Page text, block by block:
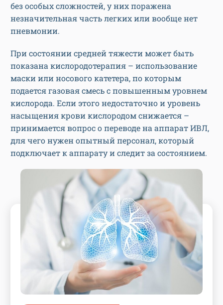
без особых сложностей, у них поражена
незначительная часть легких или вообще нет
пневмонии.
При состоянии средней тяжести может быть
показана кислородотерапия – использование
маски или носового катетера, по которым
подается газовая смесь с повышенным уровнем
кислорода. Если этого недостаточно и уровень
насыщения крови кислородом снижается –
принимается вопрос о переводе на аппарат ИВЛ,
для чего нужен опытный персонал, который
подключает к аппарату и следит за состоянием.